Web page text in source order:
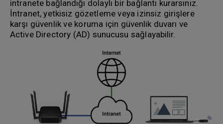
intranete bağlandığı dolaylı bir bağlantı kurarsınız.
İntranet, yetkisiz gözetleme veya izinsiz girişlere
karşı güvenlik ve koruma için güvenlik duvarı ve
Active Directory (AD) sunucusu sağlayabilir.